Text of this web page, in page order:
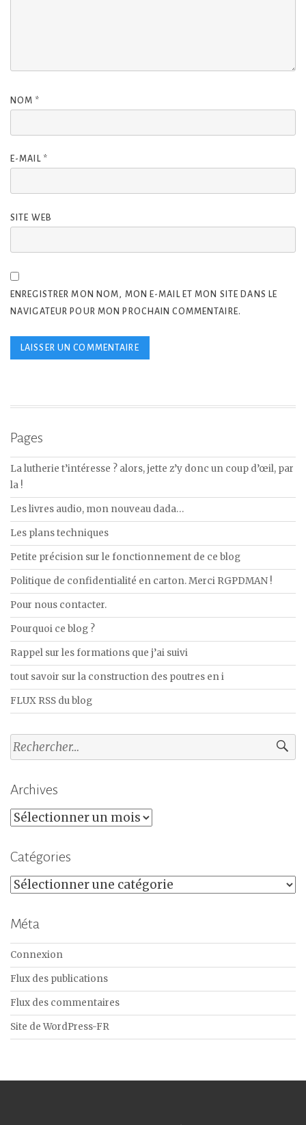
NOM *
E-MAIL *
SITE WEB
ENREGISTRER MON NOM, MON E-MAIL ET MON SITE DANS LE
NAVIGATEUR POUR MON PROCHAIN COMMENTAIRE.
Pages
La lutherie t’intéresse ? alors, jette z’y donc un coup d’œil, par
la !
Les livres audio, mon nouveau dada…
Les plans techniques
Petite précision sur le fonctionnement de ce blog
Politique de confidentialité en carton. Merci RGPDMAN !
Pour nous contacter.
Pourquoi ce blog ?
Rappel sur les formations que j’ai suivi
tout savoir sur la construction des poutres en i
FLUX RSS du blog
Rechercher :
Archives
Archives
Catégories
Catégories
Méta
Connexion
Flux des publications
Flux des commentaires
Site de WordPress-FR